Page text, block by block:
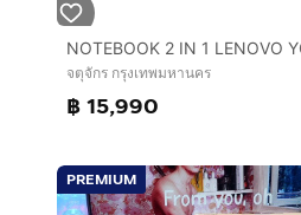
จตุจักร กรุงเทพมหานคร
฿ 15,990
PREMIUM